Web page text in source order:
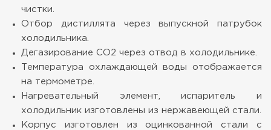
чистки.
Отбор дистиллята через выпускной патрубок
холодильника.
Дегазирование CO2 через отвод в холодильнике.
Температура охлаждающей воды отображается
на термометре.
Нагревательный элемент, испаритель и
холодильник изготовлены из нержавеющей стали.
Корпус изготовлен из оцинкованной стали с